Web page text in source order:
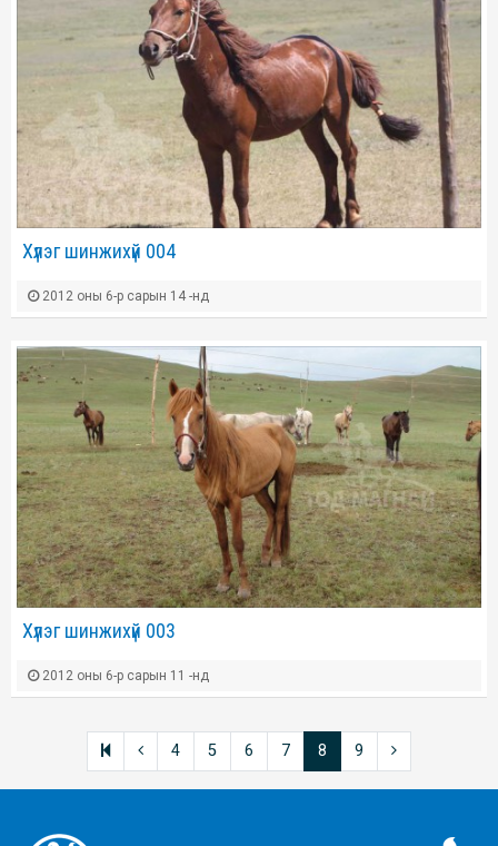
Хүлэг шинжихүй 004
2012 оны 6-р сарын 14 -нд
Хүлэг шинжихүй 003
2012 оны 6-р сарын 11 -нд
4 5 6 7 8 9